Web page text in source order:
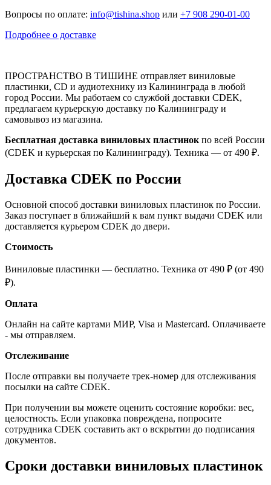
Вопросы по оплате: info@tishina.shop или +7 908 290-01-00
Подробнее о доставке
ПРОСТРАНСТВО В ТИШИНЕ отправляет виниловые
пластинки, CD и аудиотехнику из Калининграда в любой
город России. Мы работаем со службой доставки CDEK,
предлагаем курьерскую доставку по Калининграду и
самовывоз из магазина.
Бесплатная доставка виниловых пластинок по всей России
(CDEK и курьерская по Калининграду). Техника — от 490 ₽.
Доставка CDEK по России
Основной способ доставки виниловых пластинок по России.
Заказ поступает в ближайший к вам пункт выдачи CDEK или
доставляется курьером CDEK до двери.
Стоимость
Виниловые пластинки — бесплатно. Техника от 490 ₽ (от 490
₽).
Оплата
Онлайн на сайте картами МИР, Visa и Mastercard. Оплачиваете
- мы отправляем.
Отслеживание
После отправки вы получаете трек-номер для отслеживания
посылки на сайте CDEK.
При получении вы можете оценить состояние коробки: вес,
целостность. Если упаковка повреждена, попросите
сотрудника CDEK составить акт о вскрытии до подписания
документов.
Сроки доставки виниловых пластинок